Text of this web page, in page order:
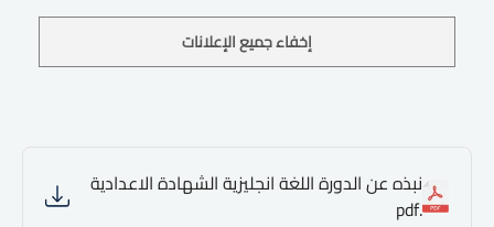
إخفاء جميع الإعلانات
نبذه عن الدورة اللغة انجليزية الشهادة الاعدادية
.pdf